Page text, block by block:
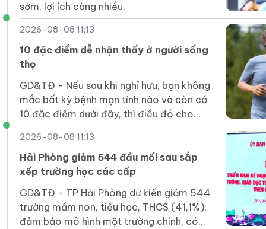
sớm, lợi ích càng nhiều.
2026-08-08 11:13
10 đặc điểm dễ nhận thấy ở người sống
thọ
GD&TĐ - Nếu sau khi nghỉ hưu, bạn không
mắc bất kỳ bệnh mạn tính nào và còn có
10 đặc điểm dưới đây, thì điều đó cho
thấy bạn thuộc nhóm người sống lâu.
2026-08-08 11:13
Hải Phòng giảm 544 đầu mối sau sắp
xếp trường học các cấp
GD&TĐ - TP Hải Phòng dự kiến giảm 544
trường mầm non, tiểu học, THCS (41,1%);
đảm bảo mô hình một trường chính, có